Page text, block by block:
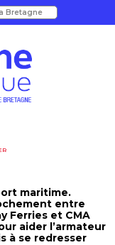
maritime.
entre
Ferries et CMA
aider l’armateur
à se redresser